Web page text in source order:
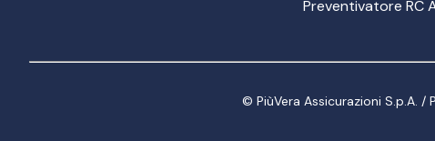
Preventivatore RC
© PiùVera Assicurazioni S.p.A. /